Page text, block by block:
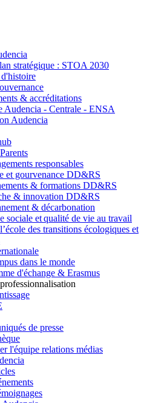
stratégique : STOA 2030
& accréditations
Audencia - Centrale - ENSA
Audencia
responsables
et gourvenance DD&RS
& formations DD&RS
& innovation DD&RS
& décarbonation
sociale et qualité de vie au travail
des transitions écologiques et
dans le monde
d'échange & Erasmus
de presse
l'équipe relations médias